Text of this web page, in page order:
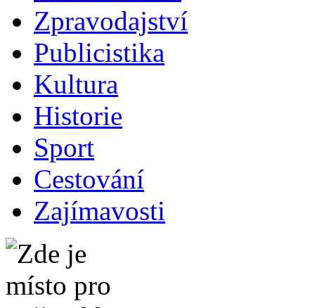
Zpravodajství
Publicistika
Kultura
Historie
Sport
Cestování
Zajímavosti